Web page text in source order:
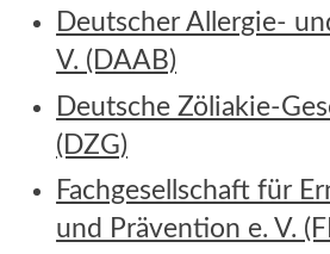
Deutscher Allergie-
V. (DAAB)
Deutsche Zöliakie-
(DZG)
Fachgesellschaft für
und Prävention e. V.